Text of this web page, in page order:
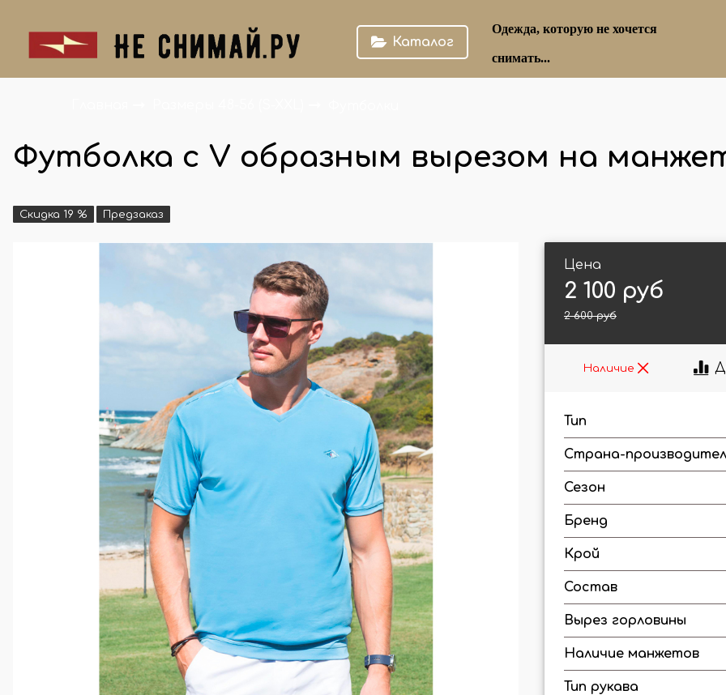
Одежда, которую не хочется
снимать...
Каталог
Футболка с V образным вырезом на
Скидка 19 % Предзаказ
Цена
2 100 руб
2 600 руб
Наличие
Тип
Страна-
Сезон
Бренд
Крой
Состав
Вырез горловины
Наличие манжетов
Тип рукава